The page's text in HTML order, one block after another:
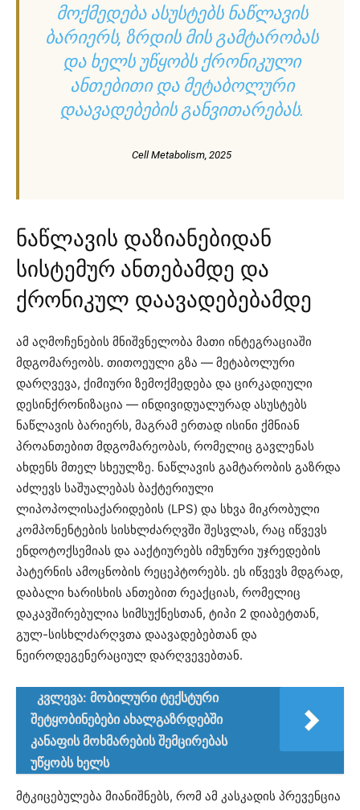
ᲛᲝᲥᲛᲔᲓᲔᲑᲐ ᲐᲡᲣᲡᲢᲔᲑᲡ ᲜᲐᲬᲚᲐᲕᲘᲡ
ᲑᲐᲠᲘᲔᲠᲡ, ᲖᲠᲓᲘᲡ ᲛᲘᲡ ᲒᲐᲛᲢᲐᲠᲝᲑᲐᲡ
ᲓᲐ ᲮᲔᲚᲡ ᲣᲬᲧᲝᲑᲡ ᲥᲠᲝᲜᲘᲙᲣᲚᲘ
ᲐᲜᲗᲔᲑᲘᲗᲘ ᲓᲐ ᲛᲔᲢᲐᲑᲝᲚᲣᲠᲘ
ᲓᲐᲐᲕᲐᲓᲔᲑᲔᲑᲘᲡ ᲒᲐᲜᲕᲘᲗᲐᲠᲔᲑᲐᲡ.
Cell Metabolism, 2025
ნაწლავის დაზიანებიდან
სისტემურ ანთებამდე და
ქრონიკულ დაავადებებამდე
ამ აღმოჩენების მნიშვნელობა მათი ინტეგრაციაში
მდგომარეობს. თითოეული გზა — მეტაბოლური
დარღვევა, ქიმიური ზემოქმედება და ცირკადიული
დესინქრონიზაცია — ინდივიდუალურად ასუსტებს
ნაწლავის ბარიერს, მაგრამ ერთად ისინი ქმნიან
პროანთებით მდგომარეობას, რომელიც გავლენას
ახდენს მთელ სხეულზე. ნაწლავის გამტარობის გაზრდა
აძლევს საშუალებას ბაქტერიული
ლიპოპოლისაქარიდების (LPS) და სხვა მიკრობული
კომპონენტების სისხლძარღვში შესვლას, რაც იწვევს
ენდოტოქსემიას და ააქტიურებს იმუნური უჯრედების
პატერნის ამოცნობის რეცეპტორებს. ეს იწვევს მდგრად,
დაბალი ხარისხის ანთებით რეაქციას, რომელიც
დაკავშირებულია სიმსუქნესთან, ტიპი 2 დიაბეტთან,
გულ-სისხლძარღვთა დაავადებებთან და
ნეიროდეგენერაციულ დარღვევებთან.
კვლევა: მობილური ტექსტური
შეტყობინებები ახალგაზრდებში
კანაფის მოხმარების შემცირებას
უწყობს ხელს
მტკიცებულება მიანიშნებს, რომ ამ კასკადის პრევენცია